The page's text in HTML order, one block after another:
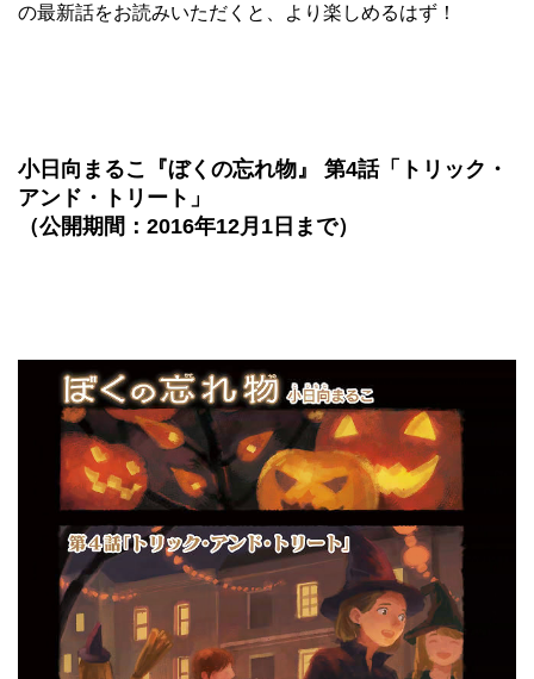
の最新話をお読みいただくと、より楽しめるはず！
小日向まるこ『ぼくの忘れ物』 第4話「トリック・
アンド・トリート」
（公開期間：2016年12月1日まで）